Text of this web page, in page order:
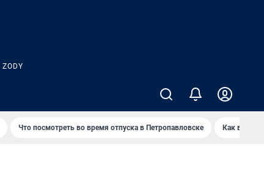
ZODY
Что посмотреть во время отпуска в Петропавловске Как